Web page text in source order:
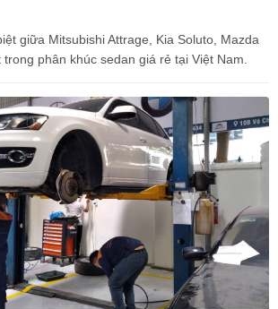
giữa Mitsubishi Attrage, Kia Soluto, Mazda
phân khúc sedan giá rẻ tại Việt Nam.